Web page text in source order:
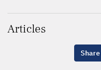
Articles